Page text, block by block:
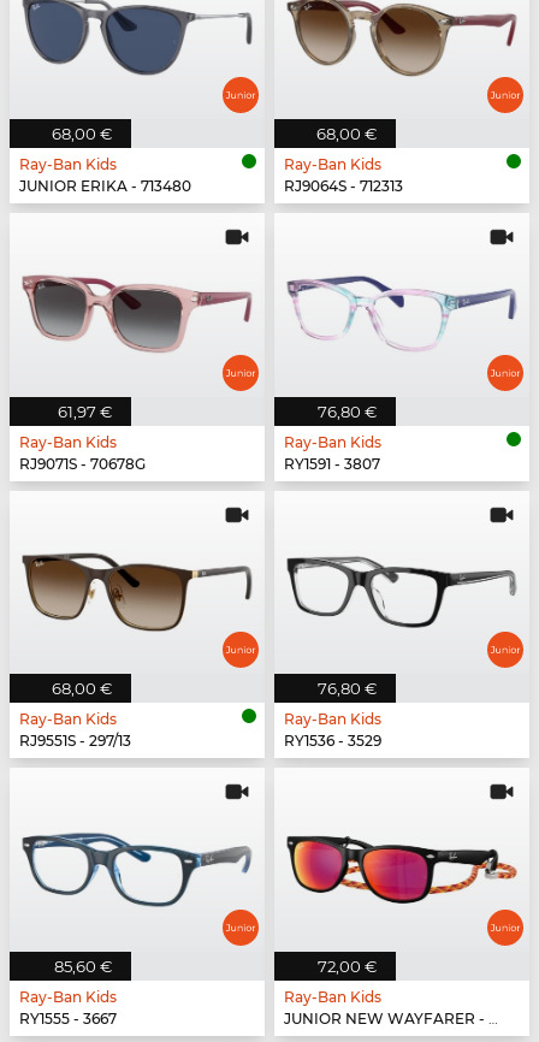
68,00 €
Ray-Ban Kids
JUNIOR ERIKA - 713480
68,00 €
Ray-Ban Kids
RJ9064S - 712313
61,97 €
Ray-Ban Kids
RJ9071S - 70678G
76,80 €
Ray-Ban Kids
RY1591 - 3807
68,00 €
Ray-Ban Kids
RJ9551S - 297/13
76,80 €
Ray-Ban Kids
RY1536 - 3529
85,60 €
Ray-Ban Kids
RY1555 - 3667
72,00 €
Ray-Ban Kids
JUNIOR NEW WAYFARER - 70286Q